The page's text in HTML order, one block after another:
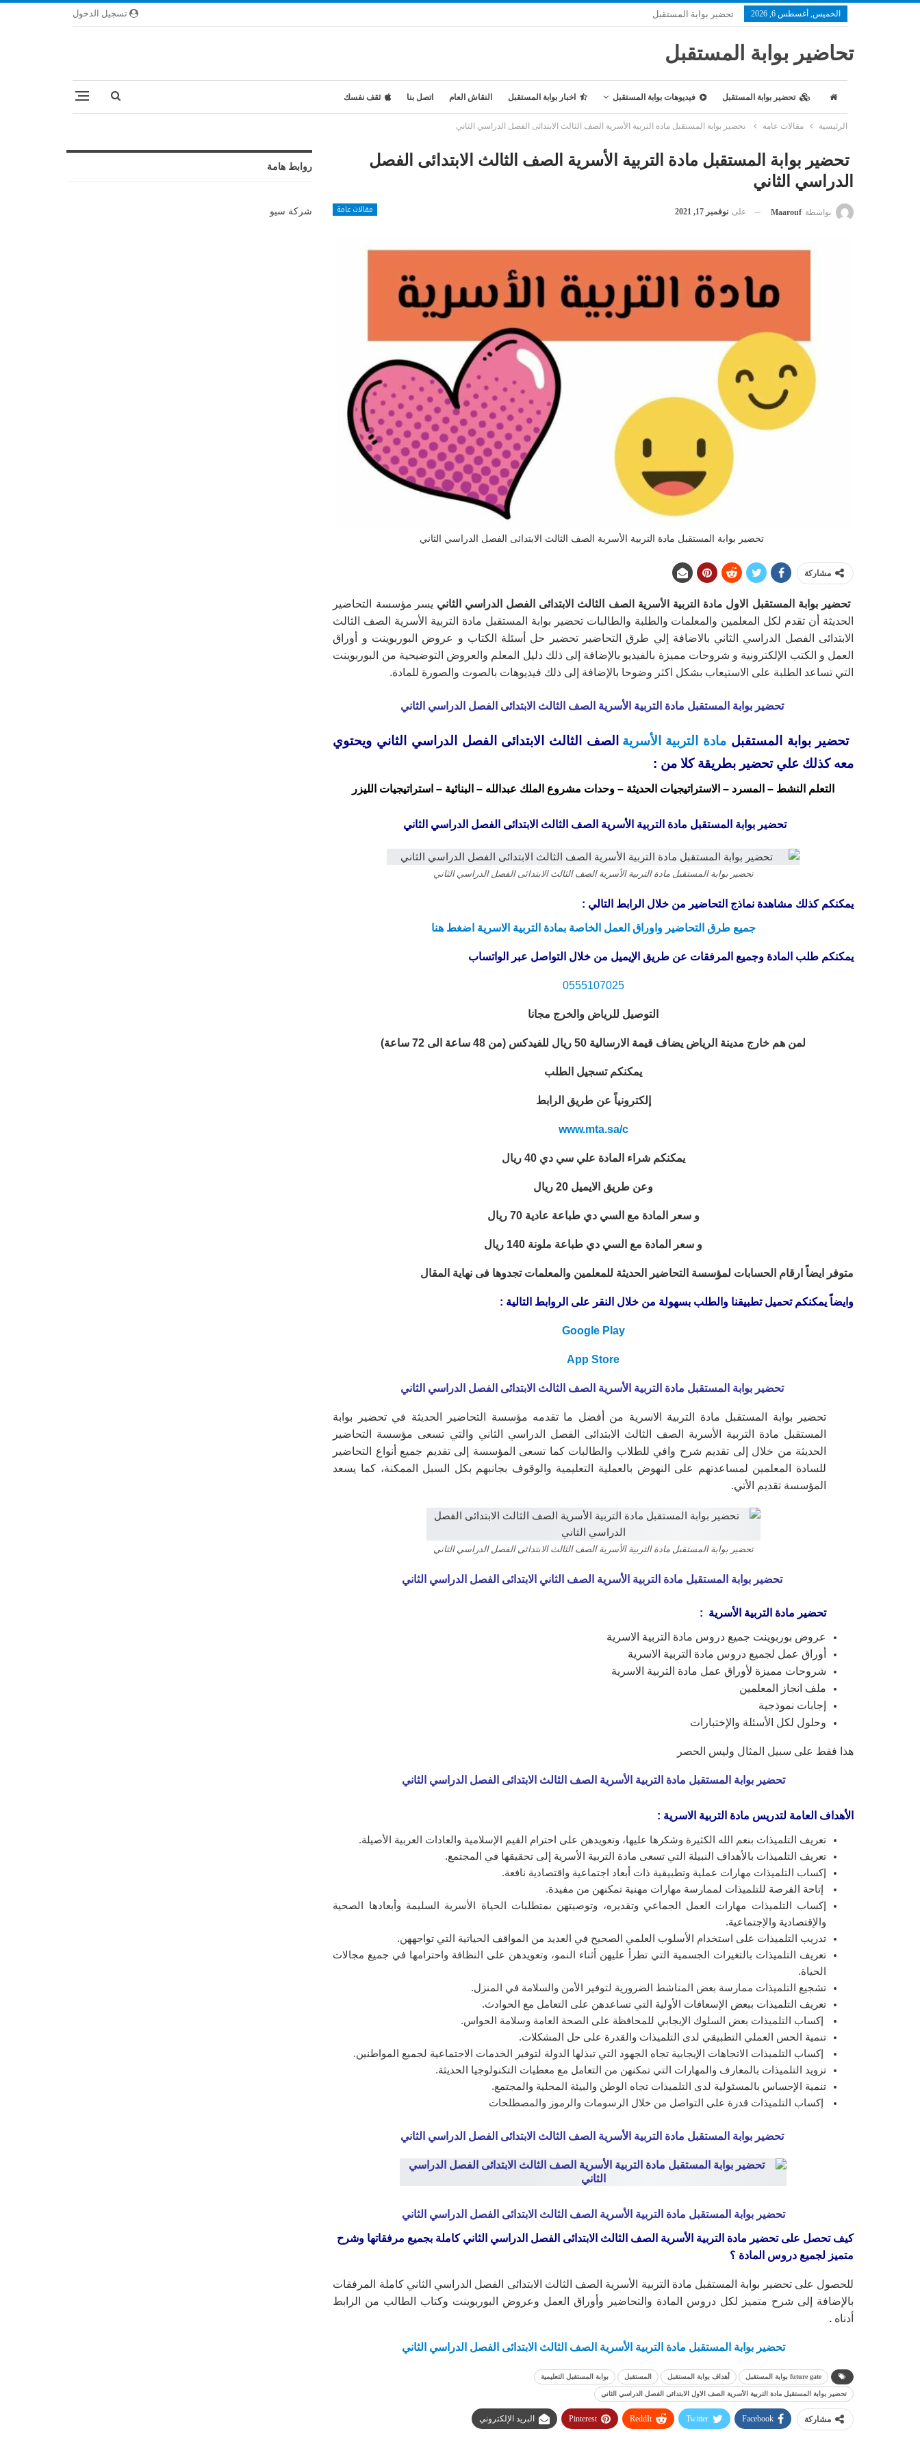
تسجيل الدخول الخميس, أغسطس 6, 2026 تحضير بوابة المستقبل
تحاضير بوابة المستقبل
تحضير بوابة المستقبل فيديوهات بوابة المستقبل اخبار بوابة المستقبل النقاش العام اتصل بنا ثقف نفسك
الرئيسية مقالات عامة تحضير بوابة المستقبل مادة التربية الأسرية الصف الثالث الابتدائى الفصل الدراسي الثاني
تحضير بوابة المستقبل مادة التربية الأسرية الصف الثالث الابتدائى الفصل
الدراسي الثاني
مقالات عامة بواسطة Maarouf على نوفمبر 17, 2021
تحضير بوابة المستقبل مادة التربية الأسرية الصف الثالث الابتدائى الفصل الدراسي الثاني
مشاركة
تحضير بوابة المستقبل الاول مادة التربية الأسرية الصف الثالث الابتدائى الفصل الدراسي الثاني يسر مؤسسة التحاضير
الحديثة أن تقدم لكل المعلمين والمعلمات والطلبة والطالبات تحضير بوابة المستقبل مادة التربية الأسرية الصف الثالث
الابتدائى الفصل الدراسي الثاني بالاضافة إلي طرق التحاضير تحضير حل أسئلة الكتاب و عروض البوربوينت و أوراق
العمل و الكتب الإلكترونية و شروحات مميزة بالفيديو بالإضافة إلى ذلك دليل المعلم والعروض التوضيحية من البوربوينت
التي تساعد الطلبة على الاستيعاب بشكل اكثر وضوحا بالإضافة إلى ذلك فيديوهات بالصوت والصورة للمادة.
تحضير بوابة المستقبل مادة التربية الأسرية الصف الثالث الابتدائى الفصل الدراسي الثاني
تحضير بوابة المستقبل مادة التربية الأسرية الصف الثالث الابتدائى الفصل الدراسي الثاني ويحتوي
معه كذلك علي تحضير بطريقة كلا من :
التعلم النشط – المسرد – الاستراتيجيات الحديثة – وحدات مشروع الملك عبدالله – البنائية – استراتيجيات الليزر
تحضير بوابة المستقبل مادة التربية الأسرية الصف الثالث الابتدائى الفصل الدراسي الثاني
تحضير بوابة المستقبل مادة التربية الأسرية الصف الثالث الابتدائى الفصل الدراسي الثاني
يمكنكم كذلك مشاهدة نماذج التحاضير من خلال الرابط التالي :
جميع طرق التحاضير واوراق العمل الخاصة بمادة التربية الاسرية اضغط هنا
يمكنكم طلب المادة وجميع المرفقات عن طريق الإيميل من خلال التواصل عبر الواتساب
0555107025
التوصيل للرياض والخرج مجانا
لمن هم خارج مدينة الرياض يضاف قيمة الارسالية 50 ريال للفيدكس (من 48 ساعة الى 72 ساعة)
يمكنكم تسجيل الطلب
إلكترونياً عن طريق الرابط
www.mta.sa/c
يمكنكم شراء المادة علي سي دي 40 ريال
وعن طريق الايميل 20 ريال
و سعر المادة مع السي دي طباعة عادية 70 ريال
و سعر المادة مع السي دي طباعة ملونة 140 ريال
متوفر ايضاً ارقام الحسابات لمؤسسة التحاضير الحديثة للمعلمين والمعلمات تجدوها فى نهاية المقال
وايضاً يمكنكم تحميل تطبيقنا والطلب بسهولة من خلال النقر على الروابط التالية :
Google Play
App Store
تحضير بوابة المستقبل مادة التربية الأسرية الصف الثالث الابتدائى الفصل الدراسي الثاني
تحضير بوابة المستقبل مادة التربية الاسرية من أفضل ما تقدمه مؤسسة التحاضير الحديثة في تحضير بوابة
المستقبل مادة التربية الأسرية الصف الثالث الابتدائى الفصل الدراسي الثاني والتي تسعى مؤسسة التحاضير
الحديثة من خلال إلى تقديم شرح وافي للطلاب والطالبات كما تسعى المؤسسة إلى تقديم جميع أنواع التحاضير
للسادة المعلمين لمساعدتهم على النهوض بالعملية التعليمية والوقوف بجانبهم بكل السبل الممكنة، كما يسعد
المؤسسة تقديم الأتي.
تحضير بوابة المستقبل مادة التربية الأسرية الصف الثالث الابتدائى الفصل الدراسي الثاني
تحضير بوابة المستقبل مادة التربية الأسرية الصف الثاني الابتدائى الفصل الدراسي الثاني
تحضير مادة التربية الأسرية :
عروض بوربوينت جميع دروس مادة التربية الاسرية
أوراق عمل لجميع دروس مادة التربية الاسرية
شروحات مميزة لأوراق عمل مادة التربية الاسرية
ملف انجاز المعلمين
إجابات نموذجية
وحلول لكل الأسئلة والإختبارات
هذا فقط على سبيل المثال وليس الحصر
تحضير بوابة المستقبل مادة التربية الأسرية الصف الثالث الابتدائى الفصل الدراسي الثاني
الأهداف العامة لتدريس مادة التربية الاسرية :
تعريف التلميذات بنعم الله الكثيرة وشكرها عليها، وتعويدهن على احترام القيم الإسلامية والعادات العربية الأصيلة.
تعريف التلميذات بالأهداف النبيلة التي تسعى مادة التربية الأسرية إلى تحقيقها في المجتمع.
إكساب التلميذات مهارات عملية وتطبيقية ذات أبعاد اجتماعية واقتصادية نافعة.
إتاحة الفرصة للتلميذات لممارسة مهارات مهنية تمكنهن من مفيدة.
إكساب التلميذات مهارات العمل الجماعي وتقديره، وتوصيتهن بمتطلبات الحياة الأسرية السليمة وأبعادها الصحية
والإقتصادية والإجتماعية.
تدريب التلميذات على استخدام الأسلوب العلمي الصحيح في العديد من المواقف الحياتية التي تواجههن.
تعريف التلميذات بالتغيرات الجسمية التي تطرأ عليهن أثناء النمو، وتعويدهن على النظافة واحترامها في جميع مجالات
الحياة.
تشجيع التلميذات ممارسة بعض المناشط الضرورية لتوفير الأمن والسلامة في المنزل.
تعريف التلميذات ببعض الإسعافات الأولية التي تساعدهن على التعامل مع الحوادث.
إكساب التلميذات بعض السلوك الإيجابي للمحافظة على الصحة العامة وسلامة الحواس.
تنمية الحس العملي التطبيقي لدى التلميذات والقدرة على حل المشكلات.
إكساب التلميذات الاتجاهات الإيجابية تجاه الجهود التي تبذلها الدولة لتوفير الخدمات الاجتماعية لجميع المواطنين.
تزويد التلميذات بالمعارف والمهارات التي تمكنهن من التعامل مع معطيات التكنولوجيا الحديثة.
تنمية الإحساس بالمسئولية لدى التلميذات تجاه الوطن والبيئة المحلية والمجتمع.
إكساب التلميذات قدرة على التواصل من خلال الرسومات والرموز والمصطلحات
تحضير بوابة المستقبل مادة التربية الأسرية الصف الثالث الابتدائى الفصل الدراسي الثاني
تحضير بوابة المستقبل مادة التربية الأسرية الصف الثالث الابتدائى الفصل الدراسي الثاني
كيف تحصل على تحضير مادة التربية الأسرية الصف الثالث الابتدائى الفصل الدراسي الثانيكاملة بجميع مرفقاتها وشرح
متميز لجميع دروس المادة ؟
للحصول على تحضير بوابة المستقبل مادة التربية الأسرية الصف الثالث الابتدائى الفصل الدراسي الثاني كاملة المرفقات
بالإضافة إلى شرح متميز لكل دروس المادة والتحاضير وأوراق العمل وعروض البوربوينت وكتاب الطالب من الرابط
أدناه .
تحضير بوابة المستقبل مادة التربية الأسرية الصف الثالث الابتدائى الفصل الدراسي الثاني
future gate بوابة المستقبل أهداف بوابة المستقبل المستقبل بوابة المستقبل التعليمية
تحضير بوابة المستقبل مادة التربية الأسرية الصف الاول الابتدائى الفصل الدراسي الثاني
مشاركة Facebook
Twitter
ReddIt
Pinterest البريد الإلكتروني
روابط هامة
شركة سيو